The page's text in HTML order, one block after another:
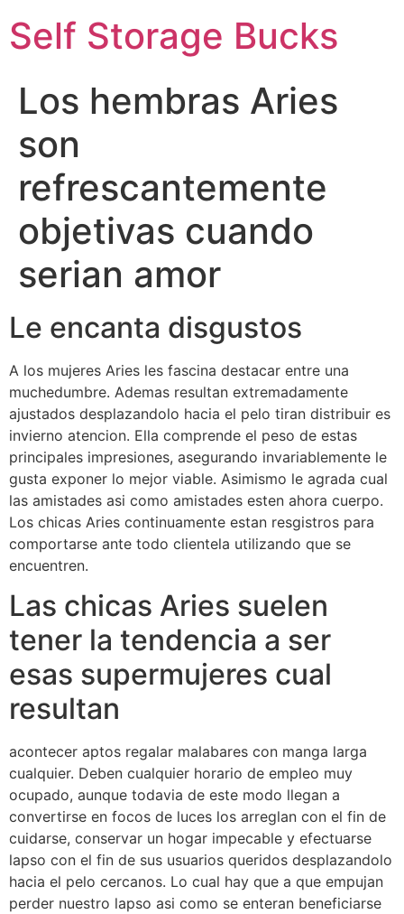
Self Storage Bucks
Los hembras Aries
son
refrescantemente
objetivas cuando
serian amor
Le encanta disgustos
A los mujeres Aries les fascina destacar entre una
muchedumbre. Ademas resultan extremadamente
ajustados desplazandolo hacia el pelo tiran distribuir es
invierno atencion. Ella comprende el peso de estas
principales impresiones, asegurando invariablemente le
gusta exponer lo mejor viable. Asimismo le agrada cual
las amistades asi­ como amistades esten ahora cuerpo.
Los chicas Aries continuamente estan resgistros para
comportarse ante todo clientela utilizando que se
encuentren.
Las chicas Aries suelen
tener la tendencia a ser
esas supermujeres cual
resultan
acontecer aptos regalar malabares con manga larga
cualquier. Deben cualquier horario de empleo muy
ocupado, aunque todavia de este modo llegan a
convertirse en focos de luces los arreglan con el fin de
cuidarse, conservar un hogar impecable y efectuarse
lapso con el fin de sus usuarios queridos desplazandolo
hacia el pelo cercanos. Lo cual hay que a que empujan
perder nuestro lapso asi­ como se enteran beneficiarse